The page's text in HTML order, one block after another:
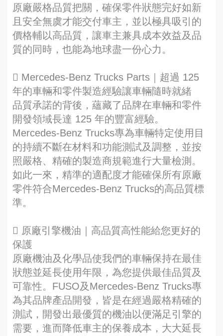
原廠嚴格品質把關，確保零件狀態完好如新
且安全無虞才能交付車主，並以極具吸引的
價格輔以高品質，讓車主兼具成本效益及品
質的同時，也能為地球盡一份心力。
 Mercedes‑Benz Trucks Parts｜超過 125
年的車輛和零件製造經驗讓車輛隨時就緒
品質承諾的背後，蘊藏了品牌在車輛和零件
開發領域長達 125 年的豐富經驗。
Mercedes‑Benz Trucks專為車輛特定使用目
的持續不斷在材料和功能測試及調整，並按
照嚴格、精確的製造商規範進行大量檢測。
如此一來，精準的適配度才能確保所有原廠
零件符合Mercedes‑Benz Trucks的高品質標
準。
 原廠引擎機油｜高品質高性能給您更好的
保護
原廠機油及化學品使我們的車輛保持在最佳
狀態並延長使用年限，為您提供最佳品質及
可靠性。FUSO及Mercedes‑Benz Trucks專
為其品牌產品開發，皆是在經過嚴格精確的
測試，開發出最優質的機油以便滿足引擎的
需要，進而降低車主的保養成本，大大延長